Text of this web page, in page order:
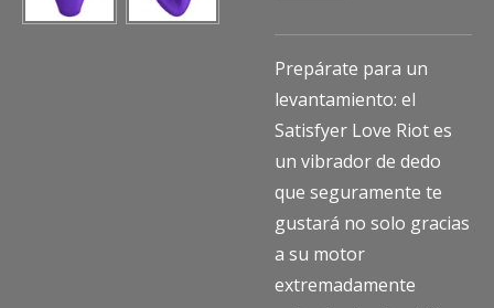
Prepárate para un
levantamiento: el
Satisfyer Love Riot es
un vibrador de dedo
que seguramente te
gustará no solo gracias
a su motor
extremadamente